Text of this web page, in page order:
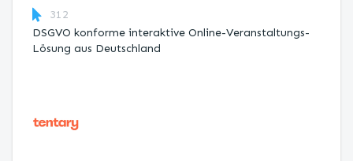
312
DSGVO konforme interaktive Online-Veranstaltungs-
Lösung aus Deutschland